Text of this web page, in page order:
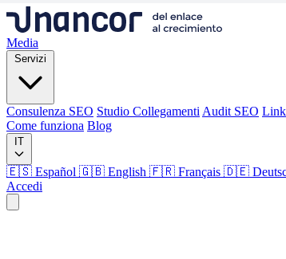
Media
Servizi
Consulenza SEO Studio Collegamenti Audit SEO
Come funziona Blog
IT
🇪🇸 Español 🇬🇧 English 🇫🇷 Français 🇩🇪
Accedi